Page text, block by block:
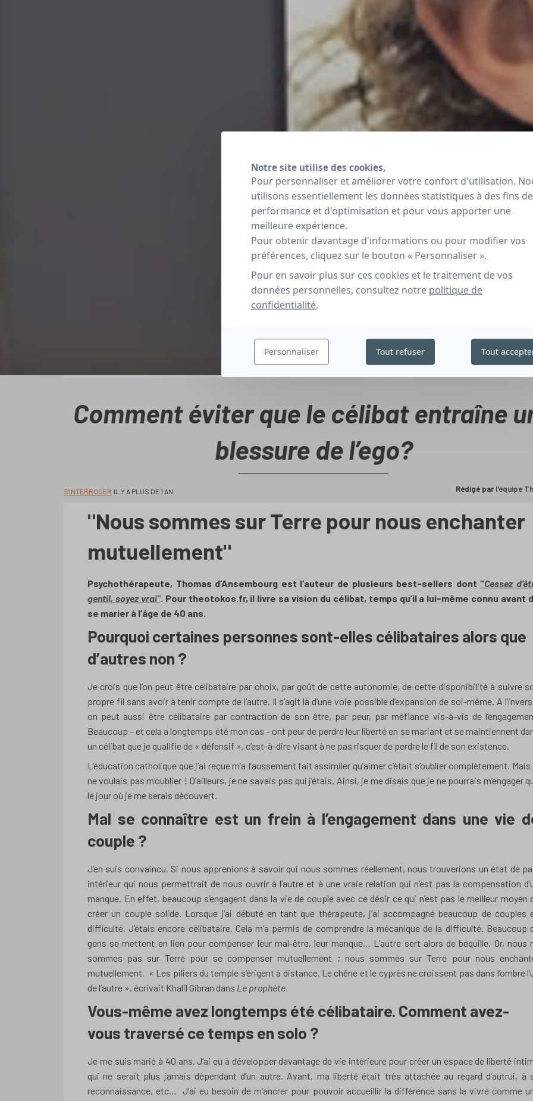
Comment éviter que le célibat entraîne
blessure de l’ego?
S'INTERROGER IL Y A PLUS DE 1 AN Rédigé par l'équipe
"Nous sommes sur Terre pour nous enchanter
mutuellement"
Psychothérapeute, Thomas d’Ansembourg est l’auteur de plusieurs best-sellers dont "Cessez
gentil, soyez vrai". Pour theotokos.fr, il livre sa vision du célibat, temps qu’il a lui-même connu avant
se marier à l’âge de 40 ans.
Pourquoi certaines personnes sont-elles célibataires alors que
d’autres non ?
Je crois que l’on peut être célibataire par choix, par goût de cette autonomie, de cette disponibilité à suivre
propre fil sans avoir à tenir compte de l’autre. Il s’agit là d’une voie possible d’expansion de soi-même. A
on peut aussi être célibataire par contraction de son être, par peur, par méfiance vis-à-vis de
Beaucoup – et cela a longtemps été mon cas – ont peur de perdre leur liberté en se mariant et se maintiennent
un célibat que je qualifie de « défensif », c’est-à-dire visant à ne pas risquer de perdre le fil de son existence.
L’éducation catholique que j’ai reçue m’a faussement fait assimiler qu’aimer c’était s’oublier complètement. Mais
ne voulais pas m’oublier ! D’ailleurs, je ne savais pas qui j’étais. Ainsi, je me disais que je ne pourrais m’engager
le jour où je me serais découvert.
Mal se connaître est un frein à l’engagement dans une vie
couple ?
J’en suis convaincu. Si nous apprenions à savoir qui nous sommes réellement, nous trouverions un état de
intérieur qui nous permettrait de nous ouvrir à l’autre et à une vraie relation qui n’est pas la compensation
manque. En effet, beaucoup s’engagent dans la vie de couple avec ce désir ce qui n’est pas le meilleur moyen
créer un couple solide. Lorsque j’ai débuté en tant que thérapeute, j’ai accompagné beaucoup de couples
difficulté. J’étais encore célibataire. Cela m’a permis de comprendre la mécanique de la difficulté. Beaucoup
gens se mettent en lien pour compenser leur mal-être, leur manque… L’autre sert alors de béquille. Or, nous
sommes pas sur Terre pour se compenser mutuellement ; nous sommes sur Terre pour nous
mutuellement. « Les piliers du temple s’érigent à distance. Le chêne et le cyprès ne croissent pas dans l’ombre
de l’autre », écrivait Khalil Gibran dans Le prophète.
Vous-même avez longtemps été célibataire. Comment avez-
vous traversé ce temps en solo ?
Je me suis marié à 40 ans. J’ai eu à développer davantage de vie intérieure pour créer un espace de liberté
qui ne serait plus jamais dépendant d’un autre. Avant, ma liberté était très attachée au regard d’autrui, à
reconnaissance, etc… J’ai eu besoin de m’ancrer pour pouvoir accueillir la différence sans la vivre comme
Notre site utilise des cookies,
Pour personnaliser et améliorer votre confort d'utilisation.
utilisons essentiellement les données statistiques à des fins de
performance et d'optimisation et pour vous apporter une
meilleure expérience.
Pour obtenir davantage d'informations ou pour modifier vos
préférences, cliquez sur le bouton « Personnaliser ».
Pour en savoir plus sur ces cookies et le traitement de vos
données personnelles, consultez notre politique de
confidentialité.
Personnaliser Tout refuser Tout